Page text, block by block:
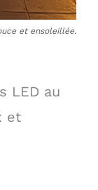
et ensoleillée.
LED au
et